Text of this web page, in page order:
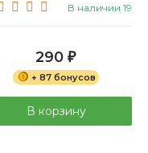
В наличии 19
290 ₽
+ 87 бонусов
В корзину